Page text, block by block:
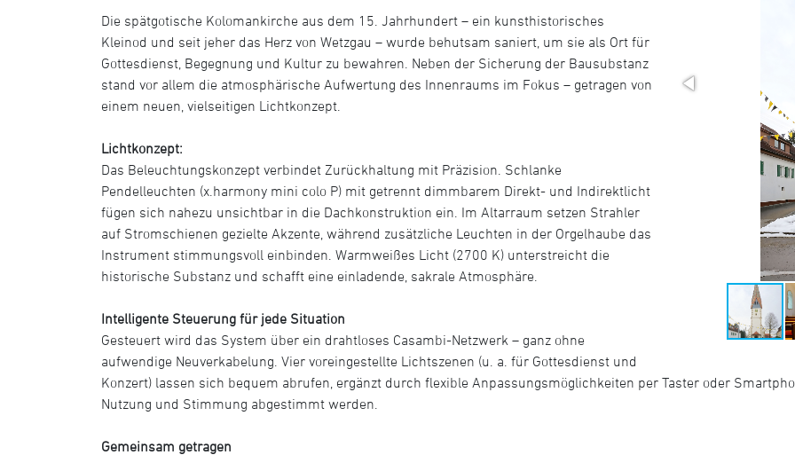
Die spätgotische Kolomankirche aus dem 15. Jahrhundert – ein kunsthistorisches
Kleinod und seit jeher das Herz von Wetzgau – wurde behutsam saniert, um sie als Ort für
Gottesdienst, Begegnung und Kultur zu bewahren. Neben der Sicherung der Bausubstanz
stand vor allem die atmosphärische Aufwertung des Innenraums im Fokus – getragen von
einem neuen, vielseitigen Lichtkonzept.
Lichtkonzept:
Das Beleuchtungskonzept verbindet Zurückhaltung mit Präzision. Schlanke
Pendelleuchten (x.harmony mini colo P) mit getrennt dimmbarem Direkt- und Indirektlicht
fügen sich nahezu unsichtbar in die Dachkonstruktion ein. Im Altarraum setzen Strahler
auf Stromschienen gezielte Akzente, während zusätzliche Leuchten in der Orgelhaube das
Instrument stimmungsvoll einbinden. Warmweißes Licht (2700 K) unterstreicht die
historische Substanz und schafft eine einladende, sakrale Atmosphäre.
Intelligente Steuerung für jede Situation
Gesteuert wird das System über ein drahtloses Casambi-Netzwerk – ganz ohne
aufwendige Neuverkabelung. Vier voreingestellte Lichtszenen (u. a. für Gottesdienst und
Konzert) lassen sich bequem abrufen, ergänzt durch flexible Anpassungsmöglichkeiten per Taster oder
Nutzung und Stimmung abgestimmt werden.
Gemeinsam getragen